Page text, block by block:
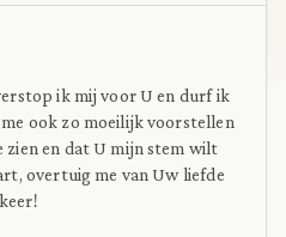
ik mij voor U en durf ik
ook zo moeilijk voorstellen
en dat U mijn stem wilt
overtuig me van Uw liefde